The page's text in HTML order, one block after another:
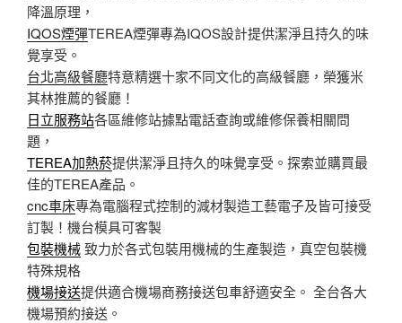
降溫原理，
IQOS煙彈TEREA煙彈專為IQOS設計提供潔淨且持久的味
覺享受。
台北高級餐廳特意精選十家不同文化的高級餐廳，榮獲米
其林推薦的餐廳！
日立服務站各區維修站據點電話查詢或維修保養相關問
題，
TEREA加熱菸提供潔淨且持久的味覺享受。探索並購買最
佳的TEREA產品。
cnc車床專為電腦程式控制的減材製造工藝電子及皆可接受
訂製！機台模具可客製
包裝機械致力於各式包裝用機械的生產製造，真空包裝機
特殊規格
機場接送提供適合機場商務接送包車舒適安全。 全台各大
機場預約接送。